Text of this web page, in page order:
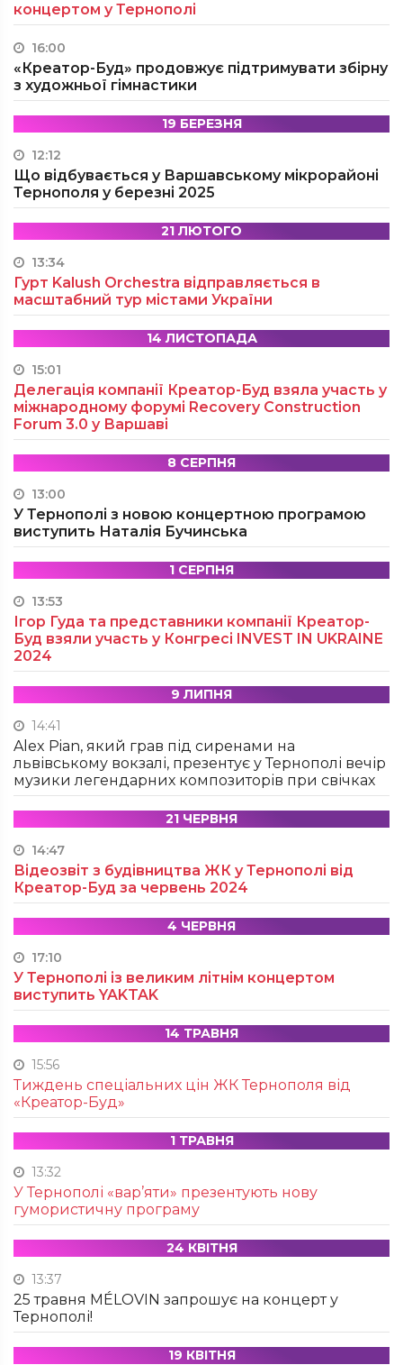
концертом у Тернополі
16:00
«Креатор-Буд» продовжує підтримувати збірну
з художньої гімнастики
19 БЕРЕЗНЯ
12:12
Що відбувається у Варшавському мікрорайоні
Тернополя у березні 2025
21 ЛЮТОГО
13:34
Гурт Kalush Orchestra відправляється в
масштабний тур містами України
14 ЛИСТОПАДА
15:01
Делегація компанії Креатор-Буд взяла участь у
міжнародному форумі Recovery Construction
Forum 3.0 у Варшаві
8 СЕРПНЯ
13:00
У Тернополі з новою концертною програмою
виступить Наталія Бучинська
1 СЕРПНЯ
13:53
Ігор Гуда та представники компанії Креатор-
Буд взяли участь у Конгресі INVEST IN UKRAINE
2024
9 ЛИПНЯ
14:41
Alex Pian, який грав під сиренами на
львівському вокзалі, презентує у Тернополі вечір
музики легендарних композиторів при свічках
21 ЧЕРВНЯ
14:47
Відеозвіт з будівництва ЖК у Тернополі від
Креатор-Буд за червень 2024
4 ЧЕРВНЯ
17:10
У Тернополі із великим літнім концертом
виступить YAKTAK
14 ТРАВНЯ
15:56
Тиждень спеціальних цін ЖК Тернополя від
«Креатор-Буд»
1 ТРАВНЯ
13:32
У Тернополі «вар’яти» презентують нову
гумористичну програму
24 КВІТНЯ
13:37
25 травня MÉLOVIN запрошує на концерт у
Тернополі!
19 КВІТНЯ